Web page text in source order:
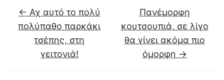
← Αχ αυτό το πολύ
πολύπαθο παρκάκι
τσέπης, στη
γειτονιά!
Πανέμορφη
κουτσουπιά, σε λίγο
θα γίνει ακόμα πιο
όμορφη →